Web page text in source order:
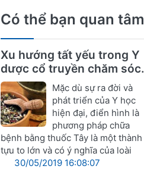
Có thể bạn quan tâm
Xu hướng tất yếu trong Y
dược cổ truyền chăm sóc
sức khỏe Mặc dù sự ra đời và
phát triển của Y học
hiện đại, điển hình là
phương pháp chữa
bệnh bằng thuốc Tây là một thành
tựu to lớn và có ý nghĩa của loài
30/05/2019 16:08:07